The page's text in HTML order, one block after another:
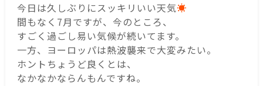
今日は久しぶりにスッキリいい天気☀
間もなく7月ですが、今のところ、
すごく過ごし易い気候が続いてます。
一方、ヨーロッパは熱波襲来で大変みたい。
ホントちょうど良くとは、
なかなかならんもんですね。